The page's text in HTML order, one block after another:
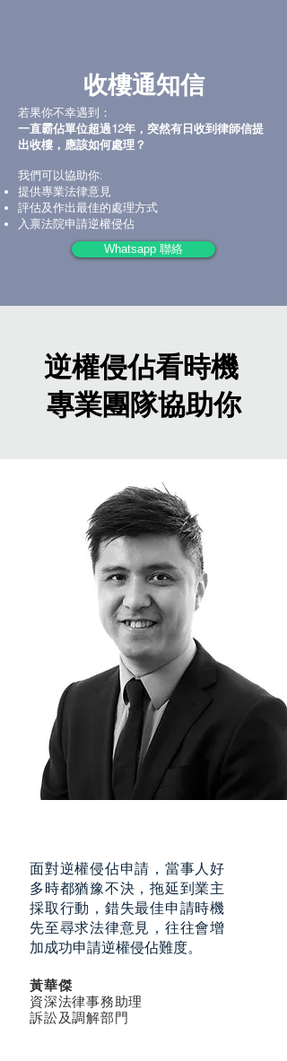
收樓通知信
若果你不幸遇到：
一直霸佔單位超過12年，突然有日收到律師信提
出收樓，應該如何處理？
我們可以協助你:
提供專業法律意見
評估及作出最佳的處理方式
入禀法院申請逆權侵佔
Whatsapp 聯絡
逆權侵佔看時機
專業團隊協助你
面對逆權侵佔申請，當事人好
多時都猶豫不決，拖延到業主
採取行動，錯失最佳申請時機
先至尋求法律意見，往往會增
加成功申請逆權侵佔難度。
黃華傑
資深法律事務助理
訴訟及調解部門